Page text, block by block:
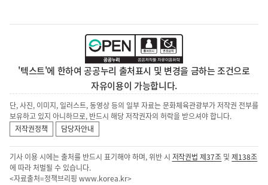
'텍스트'에 한하여 공공누리 출처표시 및 변경을 금하는 조건으로
자유이용이 가능합니다.
단, 사진, 이미지, 일러스트, 동영상 등의 일부 자료는 문화체육관광부가 저작권 전부를
보유하고 있지 아니하므로, 반드시 해당 저작권자의 허락을 받으셔야 합니다.
저작권정책
담당자안내
기사 이용 시에는 출처를 반드시 표기해야 하며, 위반 시 저작권법 제37조 및제138조
에 따라 처벌될 수 있습니다.
<자료출처=정책브리핑 www.korea.kr>